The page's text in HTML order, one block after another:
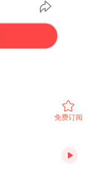
免费订阅